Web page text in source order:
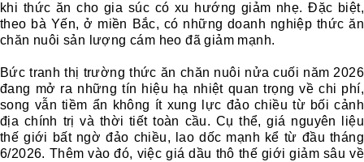
khi thức ăn cho gia súc có xu hướng giảm nhẹ. Đặc biệt,
theo bà Yến, ở miền Bắc, có những doanh nghiệp thức ăn
chăn nuôi sản lượng cám heo đã giảm mạnh.
Bức tranh thị trường thức ăn chăn nuôi nửa cuối năm 2026
đang mở ra những tín hiệu hạ nhiệt quan trọng về chi phí,
song vẫn tiềm ẩn không ít xung lực đảo chiều từ bối cảnh
địa chính trị và thời tiết toàn cầu. Cụ thể, giá nguyên liệu
thế giới bất ngờ đảo chiều, lao dốc mạnh kể từ đầu tháng
6/2026. Thêm vào đó, việc giá dầu thô thế giới giảm sâu về